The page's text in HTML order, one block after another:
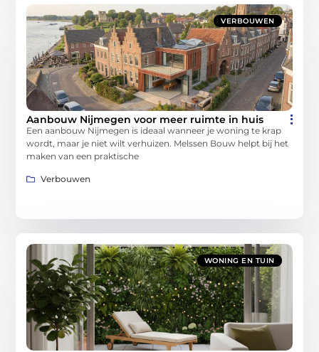
VERBOUWEN
Aanbouw Nijmegen voor meer ruimte in huis
Een aanbouw Nijmegen is ideaal wanneer je woning te krap
wordt, maar je niet wilt verhuizen. Melssen Bouw helpt bij het
maken van een praktische
Verbouwen
WONING EN TUIN